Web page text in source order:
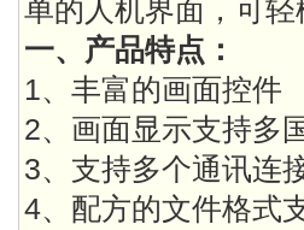
单的人机界面，可
一、产品特点：
1、丰富的画面控件
2、画面显示支持多
3、支持多个通讯连
4、配方的文件格式